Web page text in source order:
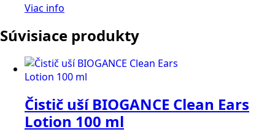
Viac info
Súvisiace produkty
Čistič uší BIOGANCE Clean Ears
Lotion 100 ml